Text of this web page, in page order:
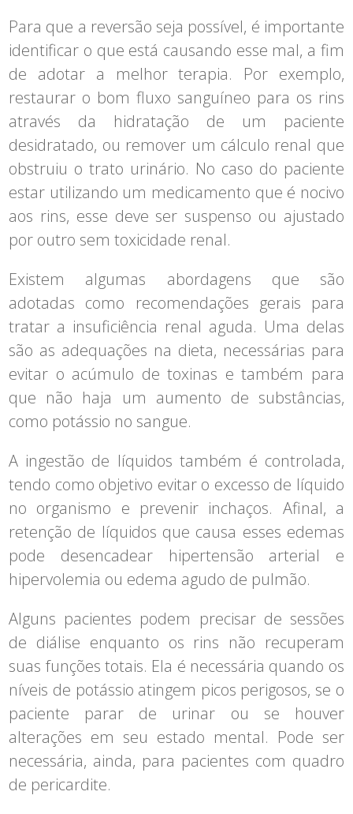
Para que a reversão seja possível, é importante
identificar o que está causando esse mal, a fim
de adotar a melhor terapia. Por exemplo,
restaurar o bom fluxo sanguíneo para os rins
através da hidratação de um paciente
desidratado, ou remover um cálculo renal que
obstruiu o trato urinário. No caso do paciente
estar utilizando um medicamento que é nocivo
aos rins, esse deve ser suspenso ou ajustado
por outro sem toxicidade renal.
Existem algumas abordagens que são
adotadas como recomendações gerais para
tratar a insuficiência renal aguda. Uma delas
são as adequações na dieta, necessárias para
evitar o acúmulo de toxinas e também para
que não haja um aumento de substâncias,
como potássio no sangue.
A ingestão de líquidos também é controlada,
tendo como objetivo evitar o excesso de líquido
no organismo e prevenir inchaços. Afinal, a
retenção de líquidos que causa esses edemas
pode desencadear hipertensão arterial e
hipervolemia ou edema agudo de pulmão.
Alguns pacientes podem precisar de sessões
de diálise enquanto os rins não recuperam
suas funções totais. Ela é necessária quando os
níveis de potássio atingem picos perigosos, se o
paciente parar de urinar ou se houver
alterações em seu estado mental. Pode ser
necessária, ainda, para pacientes com quadro
de pericardite.